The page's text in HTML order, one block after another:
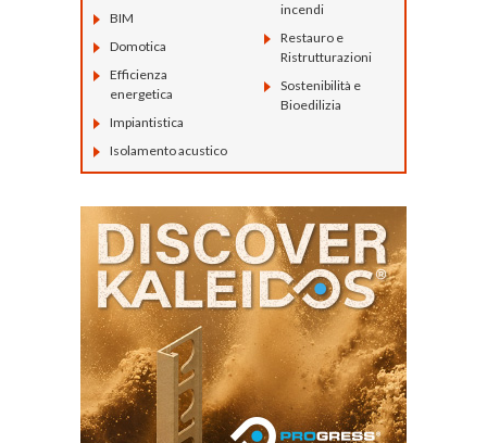
BIM
Domotica
Efficienza
energetica
Impiantistica
Isolamento acustico
incendi
Restauro e
Ristrutturazioni
Sostenibilità e
Bioedilizia